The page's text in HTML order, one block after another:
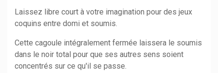
Laissez libre court à votre imagination pour des jeux
coquins entre domi et soumis.
Cette cagoule intégralement fermée laissera le soumis
dans le noir total pour que ses autres sens soient
concentrés sur ce qu'il se passe.